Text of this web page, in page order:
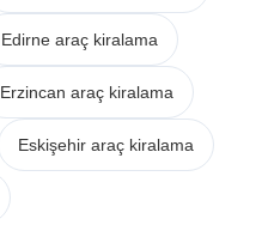
Edirne araç kiralama
Erzincan araç kiralama
Eskişehir araç kiralama